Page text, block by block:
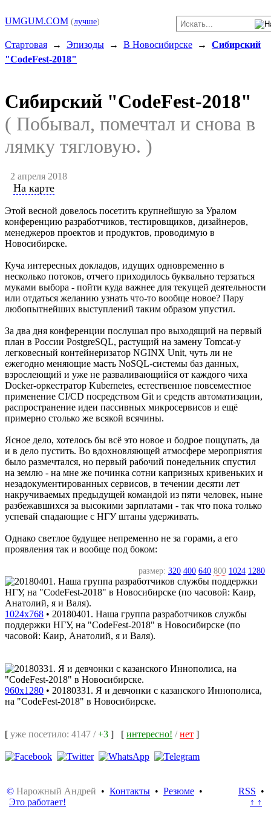
UMGUM.COM (лучше)
Стартовая → Эпизоды → В Новосибирске → Сибирский
"CodeFest-2018"
Сибирский "CodeFest-2018"
( Побывал, помечтал и снова в
лямку тягловую. )
2 апреля 2018
На карте
Этой весной довелось посетить крупнейшую за Уралом
конференцию разработчиков, тестировщиков, дизайнеров,
менеджеров проектов и продуктов, проводимую в
Новосибирске.
Куча интересных докладов, идущих одновременно в
несколько потоков, отчего приходилось буквально терзаться
муками выбора - пойти куда важнее для текущей деятельности
или отдаться желанию узнать что-то вообще новое? Пару
любопытнейших выступлений таким образом упустил.
За два дня конференции послушал про выходящий на первый
план в России PostgreSQL, растущий на замену Tomcat-у
легковесный контейнеризатор NGINX Unit, чуть ли не
ежегодно меняющие масть NoSQL-системы баз данных,
взрослеющий и уже не разваливающийся от каждого чиха
Docker-оркестратор Kubernetes, естественное повсеместное
применение CI/CD посредством Git и средств автоматизации,
распространение идеи пассивных микросервисов и ещё
примерно столько же всякой всячины.
Ясное дело, хотелось бы всё это новое и бодрое пощупать, да
и в дело пустить. Во вдохновляющей атмосфере мероприятия
было размечтался, но первый рабочий понедельник спустил
на землю - на мне же починка сотни капризных кривеньких и
незадокументированных сервисов, в течении десяти лет
накручиваемых предыдущей командой из пяти человек, ныне
разбежавшихся за высокими зарплатами - так что пока только
успевай спадающие с НГУ штаны удерживать.
Однако светлое будущее непременно не за горами, а его
проявления так и вообще под боком:
размер: 320 400 640 800 1024 1280
1024x768 • 20180401. Наша группа разработчиков службы
поддержки НГУ, на "CodeFest-2018" в Новосибирске (по
часовой: Каир, Анатолий, я и Валя).
960x1280 • 20180331. Я и девчонки с казанского Иннополиса,
на "CodeFest-2018" в Новосибирске.
[ уже посетило: 4147 /+3 ] [ интересно! /нет ]
© Нарожный Андрей • Контакты • Резюме •
Это работает!
RSS •
↑ ↑